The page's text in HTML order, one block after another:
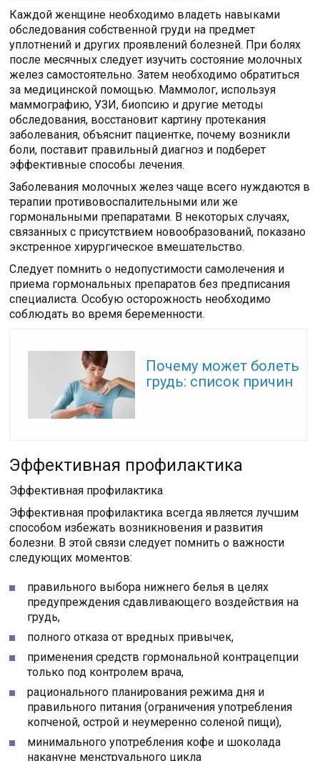
Каждой женщине необходимо владеть навыками
обследования собственной груди на предмет
уплотнений и других проявлений болезней. При болях
после месячных следует изучить состояние молочных
желез самостоятельно. Затем необходимо обратиться
за медицинской помощью. Маммолог, используя
маммографию, УЗИ, биопсию и другие методы
обследования, восстановит картину протекания
заболевания, объяснит пациентке, почему возникли
боли, поставит правильный диагноз и подберет
эффективные способы лечения.
Заболевания молочных желез чаще всего нуждаются в
терапии противовоспалительными или же
гормональными препаратами. В некоторых случаях,
связанных с присутствием новообразований, показано
экстренное хирургическое вмешательство.
Следует помнить о недопустимости самолечения и
приема гормональных препаратов без предписания
специалиста. Особую осторожность необходимо
соблюдать во время беременности.
Почему может болеть
грудь: список причин
Эффективная профилактика
Эффективная профилактика
Эффективная профилактика всегда является лучшим
способом избежать возникновения и развития
болезни. В этой связи следует помнить о важности
следующих моментов:
правильного выбора нижнего белья в целях
предупреждения сдавливающего воздействия на
грудь,
полного отказа от вредных привычек,
применения средств гормональной контрацепции
только под контролем врача,
рационального планирования режима дня и
правильного питания (ограничения употребления
копченой, острой и неумеренно соленой пищи),
минимального употребления кофе и шоколада
накануне менструального цикла